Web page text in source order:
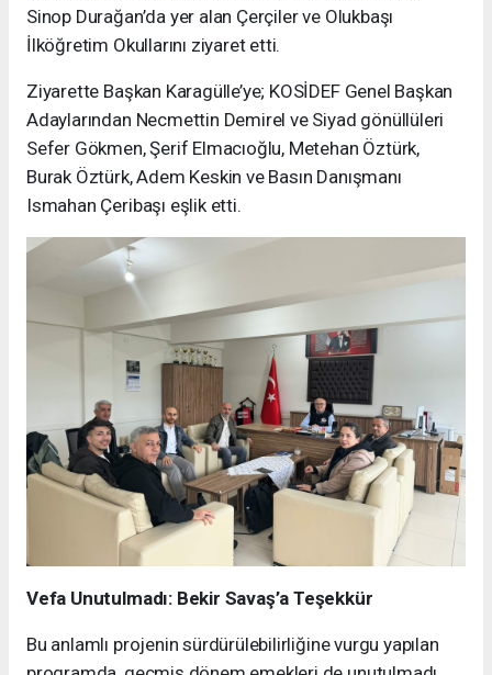
Sinop Durağan’da yer alan Çerçiler ve Olukbaşı
İlköğretim Okullarını ziyaret etti.
Ziyarette Başkan Karagülle’ye; KOSİDEF Genel Başkan
Adaylarından Necmettin Demirel ve Siyad gönüllüleri
Sefer Gökmen, Şerif Elmacıoğlu, Metehan Öztürk,
Burak Öztürk, Adem Keskin ve Basın Danışmanı
Ismahan Çeribaşı eşlik etti.
Vefa Unutulmadı: Bekir Savaş’a Teşekkür
Bu anlamlı projenin sürdürülebilirliğine vurgu yapılan